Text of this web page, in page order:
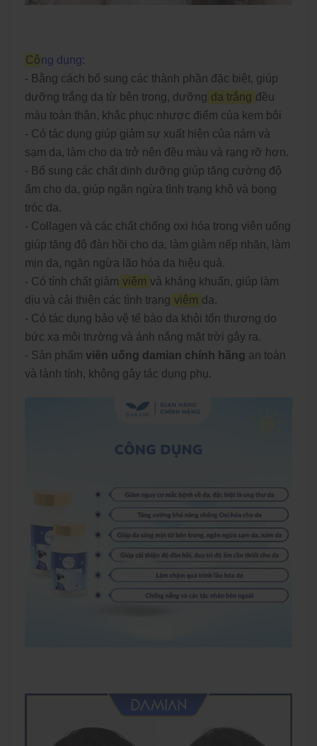
Công dụng:
- Bằng cách bổ sung các thành phần đặc biệt, giúp
dưỡng trắng da từ bên trong, dưỡng da trắng đều
màu toàn thân, khắc phục nhược điểm của kem bôi
- Có tác dụng giúp giảm sự xuất hiện của nám và
sạm da, làm cho da trở nên đều màu và rạng rỡ hơn.
- Bổ sung các chất dinh dưỡng giúp tăng cường độ
ẩm cho da, giúp ngăn ngừa tình trạng khô và bong
tróc da.
- Collagen và các chất chống oxi hóa trong viên uống
giúp tăng độ đàn hồi cho da, làm giảm nếp nhăn, làm
mịn da, ngăn ngừa lão hóa da hiệu quả.
- Có tính chất giảm viêm và kháng khuẩn, giúp làm
dịu và cải thiện các tình trạng viêm da.
- Có tác dụng bảo vệ tế bào da khỏi tổn thương do
bức xạ môi trường và ánh nắng mặt trời gây ra.
- Sản phẩm viên uống damian chính hãng an toàn
và lành tính, không gây tác dụng phụ.